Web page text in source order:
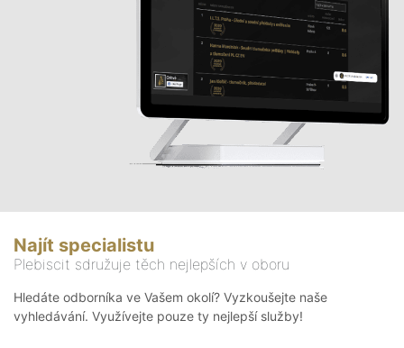
Najít specialistu
Plebiscit sdružuje těch nejlepších v oboru
Hledáte odborníka ve Vašem okolí? Vyzkoušejte naše
vyhledávání. Využívejte pouze ty nejlepší služby!